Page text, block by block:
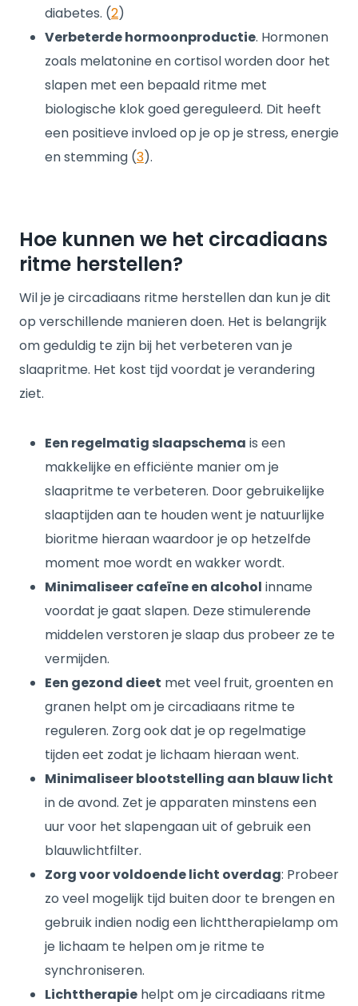
diabetes. (2)
Verbeterde hormoonproductie. Hormonen
zoals melatonine en cortisol worden door het
slapen met een bepaald ritme met
biologische klok goed gereguleerd. Dit heeft
een positieve invloed op je op je stress, energie
en stemming (3).
Hoe kunnen we het circadiaans
ritme herstellen?
Wil je je circadiaans ritme herstellen dan kun je dit
op verschillende manieren doen. Het is belangrijk
om geduldig te zijn bij het verbeteren van je
slaapritme. Het kost tijd voordat je verandering
ziet.
Een regelmatig slaapschema is een
makkelijke en efficiënte manier om je
slaapritme te verbeteren. Door gebruikelijke
slaaptijden aan te houden went je natuurlijke
bioritme hieraan waardoor je op hetzelfde
moment moe wordt en wakker wordt.
Minimaliseer cafeïne en alcohol inname
voordat je gaat slapen. Deze stimulerende
middelen verstoren je slaap dus probeer ze te
vermijden.
Een gezond dieet met veel fruit, groenten en
granen helpt om je circadiaans ritme te
reguleren. Zorg ook dat je op regelmatige
tijden eet zodat je lichaam hieraan went.
Minimaliseer blootstelling aan blauw licht
in de avond. Zet je apparaten minstens een
uur voor het slapengaan uit of gebruik een
blauwlichtfilter.
Zorg voor voldoende licht overdag: Probeer
zo veel mogelijk tijd buiten door te brengen en
gebruik indien nodig een lichttherapielamp om
je lichaam te helpen om je ritme te
synchroniseren.
Lichttherapie helpt om je circadiaans ritme